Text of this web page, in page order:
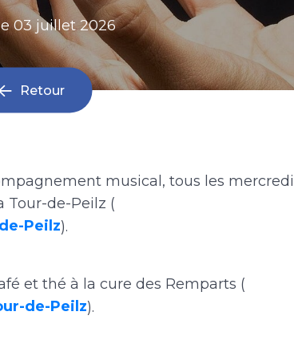
03 juillet 2026
Retour
musical, tous les
Tour-de-Peilz (
Peilz).
et thé à la cure des Remparts (
de-Peilz).